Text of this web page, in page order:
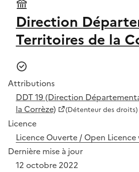
Direction
Territoires de la
Attributions
DDT 19 (Direction
la Corrèze)
(Détenteur des droits)
Licence
Licence Ouverte / Open Licence
Dernière mise à jour
12 octobre 2022